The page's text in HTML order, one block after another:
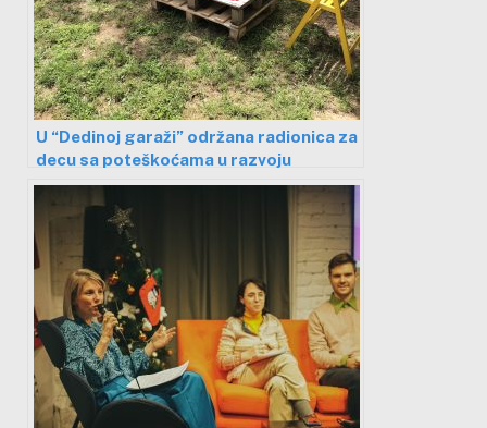
U “Dedinoj garaži” održana radionica za
decu sa poteškoćama u razvoju